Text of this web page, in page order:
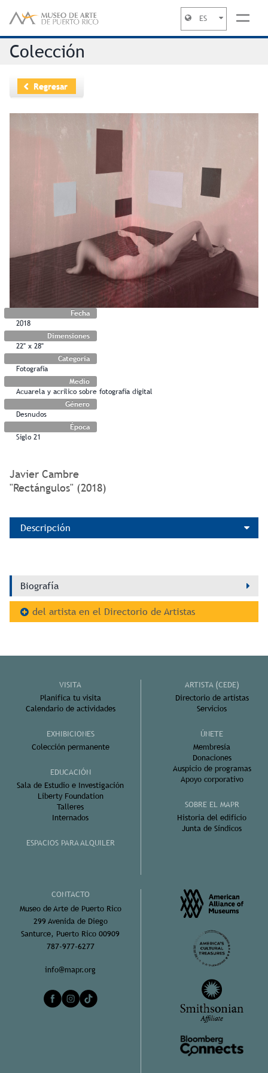
ES
Colección
Regresar
Fecha
2018
Dimensiones
22" x 28"
Categoría
Fotografía
Medio
Acuarela y acrílico sobre fotografía digital
Género
Desnudos
Época
Siglo 21
Javier Cambre
"Rectángulos" (2018)
Descripción
Biografía
del artista en el Directorio de Artistas
VISITA
Planifica tu visita
Calendario de actividades
EXHIBICIONES
Colección permanente
EDUCACIÓN
Sala de Estudio e Investigación
Liberty Foundation
Talleres
Internados
ESPACIOS PARA ALQUILER
ARTISTA (CEDE)
Directorio de artistas
Servicios
ÚNETE
Membresía
Donaciones
Auspicio de programas
Apoyo corporativo
SOBRE EL MAPR
Historia del edificio
Junta de Síndicos
CONTACTO
Museo de Arte de Puerto Rico
299 Avenida de Diego
Santurce, Puerto Rico 00909
787-977-6277
info@mapr.org